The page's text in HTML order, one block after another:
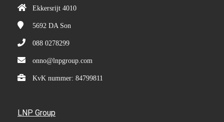
Ekkersrijt 4010
5692 DA Son
088 0278299
onno@lnpgroup.com
KvK nummer: 84799811
LNP Group